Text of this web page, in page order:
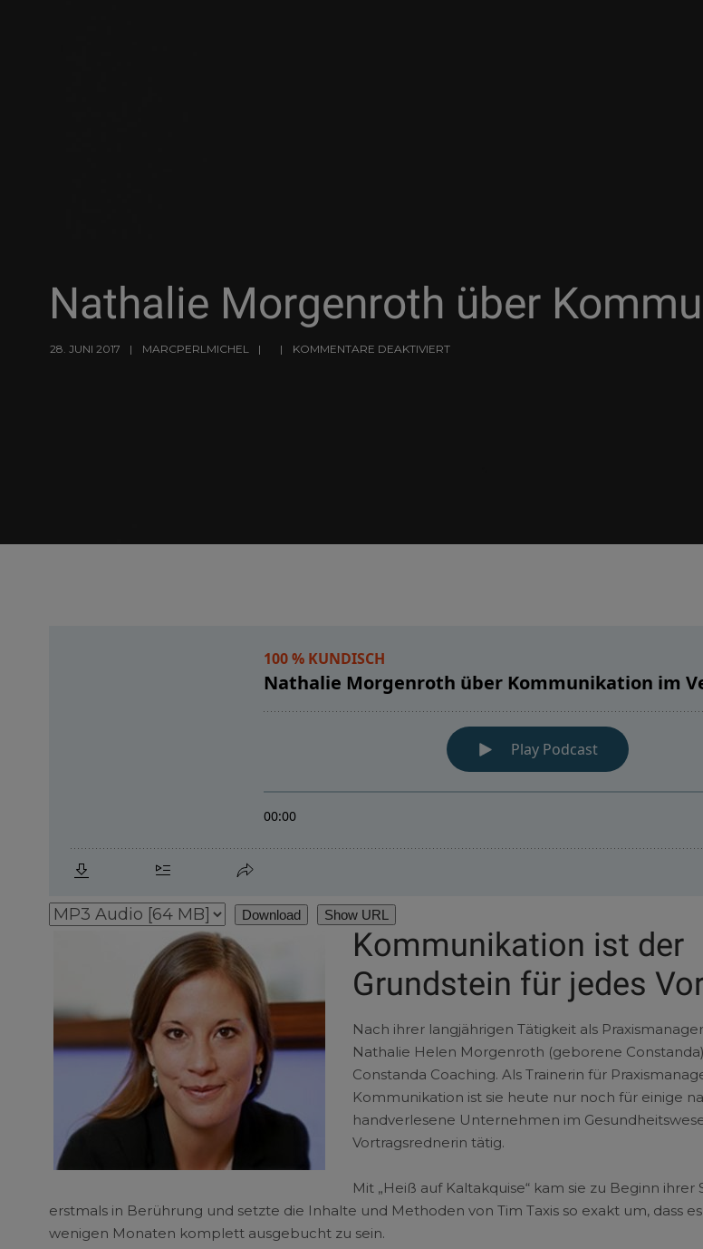
Nathalie Morgenroth über
28. JUNI 2017 MARCPERLMICHEL KOMMENTARE DEAKTIVIERT
Download Show URL
Kommunikation ist der
Grundstein für jedes
Nach ihrer langjährigen Tätigkeit als
Nathalie Helen Morgenroth (geborene
Constanda Coaching. Als Trainerin für
Kommunikation ist sie heute nur noch für einige
handverlesene Unternehmen im
Vortragsrednerin tätig.
Mit „Heiß auf Kaltakquise“ kam sie zu Beginn ihrer
erstmals in Berührung und setzte die Inhalte und Methoden von Tim Taxis so exakt um, dass
wenigen Monaten komplett ausgebucht zu sein.